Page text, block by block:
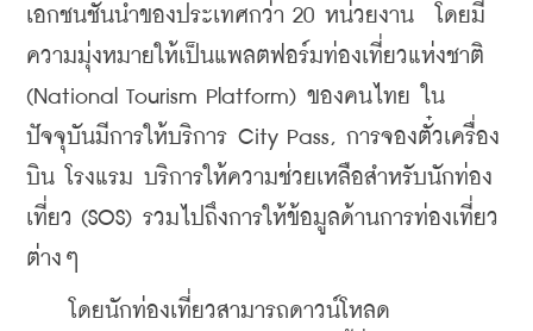
เอกชนชั้นนำของประเทศกว่า 20 หน่วยงาน  โดยมี
ความมุ่งหมายให้เป็นแพลตฟอร์มท่องเที่ยวแห่งชาติ
(National Tourism Platform) ของคนไทย ใน
ปัจจุบันมีการให้บริการ City Pass, การจองตั๋วเครื่อง
บิน โรงแรม บริการให้ความช่วยเหลือสำหรับนักท่อง
เที่ยว (SOS) รวมไปถึงการให้ข้อมูลด้านการท่องเที่ยว
ต่างๆ
โดยนักท่องเที่ยวสามารถดาวน์โหลด